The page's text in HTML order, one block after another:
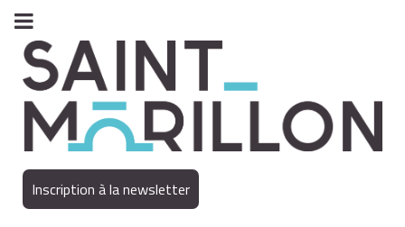
Inscription à la newsletter